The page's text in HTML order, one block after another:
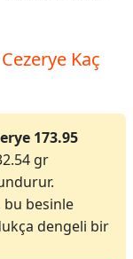
Kaç
173.95
gr
bu besinle
dengeli bir